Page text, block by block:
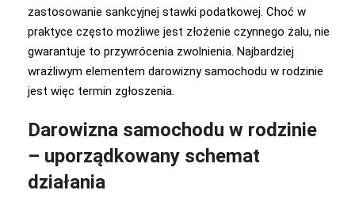
zastosowanie sankcyjnej stawki podatkowej. Choć w
praktyce często możliwe jest złożenie czynnego żalu, nie
gwarantuje to przywrócenia zwolnienia. Najbardziej
wrażliwym elementem darowizny samochodu w rodzinie
jest więc termin zgłoszenia.
Darowizna samochodu w rodzinie
– uporządkowany schemat
działania